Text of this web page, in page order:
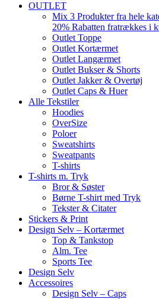
OUTLET
Mix 3 Produkter fra hele
20% Rabatten fratrækkes i
Outlet Toppe
Outlet Kortærmet
Outlet Langærmet
Outlet Bukser & Shorts
Outlet Jakker & Overtøj
Outlet Caps & Huer
Alle Tekstiler
Hoodies
OverSize
Poloer
Sweatshirts
Sweatpants
T-shirts
T-shirts m. Tryk
Bror & Søster
Børne T-shirt med Tryk
Tekster & Citater
Stickers & Print
Design Selv – Kortærmet
Top & Tankstop
Alm. Tee
Sports Tee
Design Selv
Accessoires
Design Selv – Caps